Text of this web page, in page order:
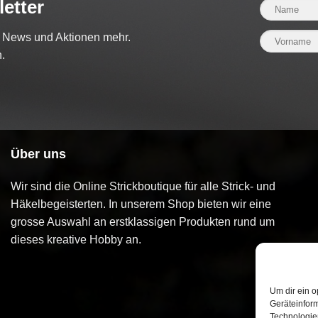
Um dir ein
und Aktionen mehr.
Über uns
Wir sind die Online Strickboutique für alle Strick- und
Häkelbegeisterten. In unserem Shop bieten wir eine
grosse Auswahl an erstklassigen Produkten rund um
dieses kreative Hobby an.